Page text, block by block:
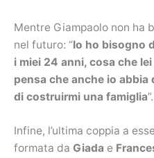
Mentre Giampaolo non ha
nel futuro: “Io ho bisogno
i miei 24 anni, cosa che
pensa che anche io
di costruirmi una famiglia”.
Infine, l’ultima coppia a
formata da Giada e